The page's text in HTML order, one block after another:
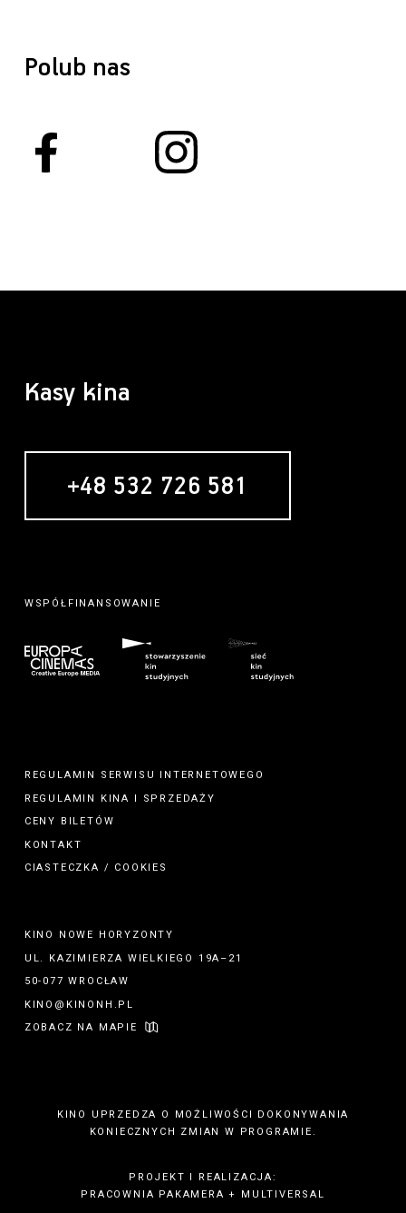
Polub nas
Kasy kina
+48 532 726 581
WSPÓŁFINANSOWANIE
REGULAMIN SERWISU INTERNETOWEGO
REGULAMIN KINA I
SPRZEDAŻY
CENY BILETÓW
KONTAKT
CIASTECZKA / COOKIES
KINO NOWE HORYZONTY
UL. KAZIMIERZA WIELKIEGO 19A–21
50-077 WROCŁAW
KINO@KINONH.PL
ZOBACZ NA MAPIE
KINO UPRZEDZA O MOŻLIWOŚCI DOKONYWANIA
KONIECZNYCH ZMIAN W PROGRAMIE.
PROJEKT I REALIZACJA:
PRACOWNIA PAKAMERA + MULTIVERSAL